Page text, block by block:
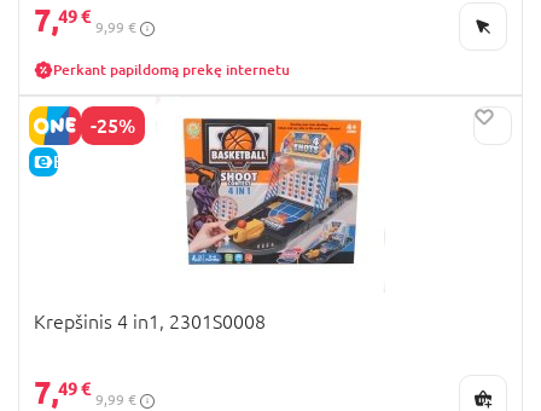
7,49 €
9,99 €
Perkant papildomą prekę internetu
-25%
E-KAINA
Krepšinis 4 in1, 2301S0008
7,49 €
9,99 €